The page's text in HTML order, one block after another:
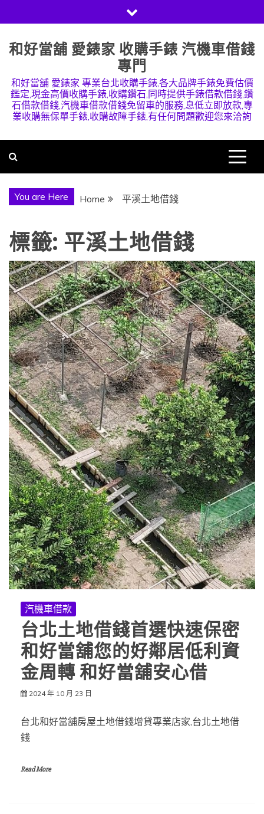
to
content
和好當舖 愛錶家 收購手錶 汽機車借錢
專門
和好當舖 愛錶家 專業台北收購手錶,各大品牌手錶免費估價
鑑定,現金高價收購手錶,收購鑽石,同時提供手錶借款借錢,鑽
石借款借錢,汽機車借款借錢免留車的服務,息低立即放款,專
業收購無保單手錶,收購故障手錶,有任何問題歡迎您來洽詢
You are Here Home 平溪土地借錢
標籤: 平溪土地借錢
汽機車借款
台北土地借錢首選快速保密
和好當舖您的好鄰居低利資
金周轉 和好當舖安心借
2024 年 10 月 23 日
台北和好當舖房屋土地借錢增貸專業店家,台北土地借
錢
Read More